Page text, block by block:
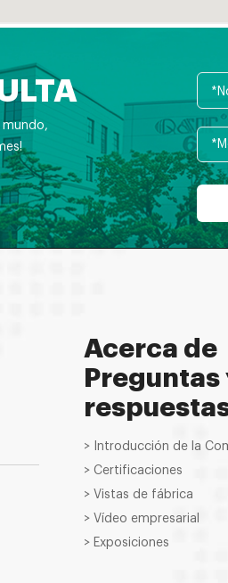
mundo,
Acerca de
Preguntas
> Introducción de la
> Certificaciones
> Vistas de fábrica
> Vídeo empresarial
> Exposiciones